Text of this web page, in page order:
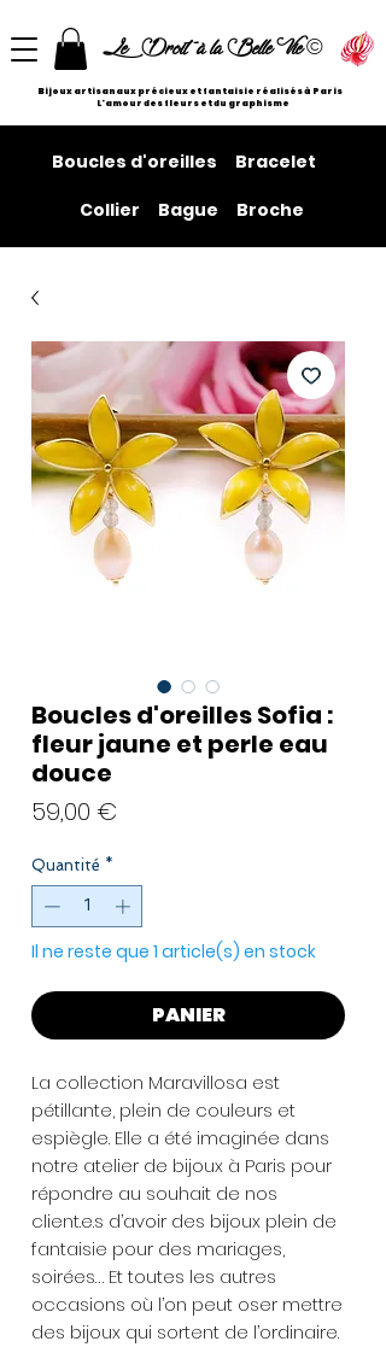
Le Droit à la Belle Vie©
Bijoux artisanaux précieux et fantaisie réalisés à Paris
L'amour des fleurs et du graphisme
Boucles d'oreilles
Bracelet
Collier
Bague Broche
Boucles d'oreilles Sofia :
fleur jaune et perle eau
douce
59,00 €
Quantité *
Il ne reste que 1 article(s) en stock
PANIER
La collection Maravillosa est
pétillante, plein de couleurs et
espiègle. Elle a été imaginée dans
notre atelier de bijoux à Paris pour
répondre au souhait de nos
client.e.s d’avoir des bijoux plein de
fantaisie pour des mariages,
soirées… Et toutes les autres
occasions où l’on peut oser mettre
des bijoux qui sortent de l’ordinaire.